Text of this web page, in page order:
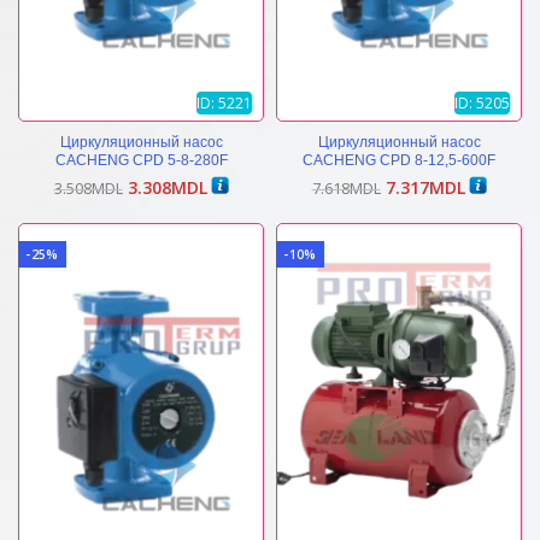
ID: 5221
Циркуляционный насос
CACHENG CPD 5-8-280F
3.508MDL Первоначальная
составляла
3.308MDLТекущая
3.308MDL.
ID: 5205
Циркуляционный насос
CACHENG CPD 8-12,5-600F
7.618MDL Первоначальная
составляла
7.317MDLТекущая
-25% -10%